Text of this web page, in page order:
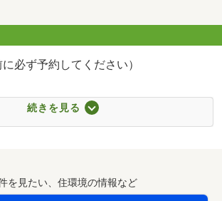
必ず予約してください）
者です♪詳細資料あり／
もご質問ください
ックして希望日時を送信してください☆
続きを見る
を見たい、住環境の情報など